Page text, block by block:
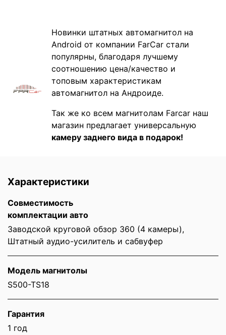
Новинки штатных автомагнитол на
Android от компании FarCar стали
популярны, благодаря лучшему
соотношению цена/качество и
топовым характеристикам
автомагнитол на Андроиде.
Так же ко всем магнитолам Farcar наш
магазин предлагает универсальную
камеру заднего вида в подарок!
Характеристики
Совместимость
комплектации авто
Заводской круговой обзор 360 (4 камеры),
Штатный аудио-усилитель и сабвуфер
Модель магнитолы
S500-TS18
Гарантия
1 год